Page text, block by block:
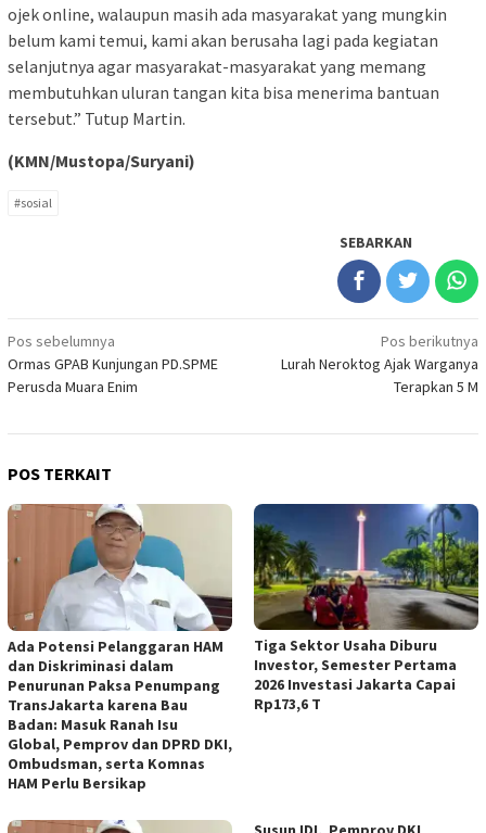
ojek online, walaupun masih ada masyarakat yang mungkin
belum kami temui, kami akan berusaha lagi pada kegiatan
selanjutnya agar masyarakat-masyarakat yang memang
membutuhkan uluran tangan kita bisa menerima bantuan
tersebut.” Tutup Martin.
(KMN/Mustopa/Suryani)
#sosial
SEBARKAN
Navigasi
pos
Pos sebelumnya
Ormas GPAB Kunjungan PD.SPME
Perusda Muara Enim
Pos berikutnya
Lurah Neroktog Ajak Warganya
Terapkan 5 M
POS TERKAIT
Ada Potensi Pelanggaran HAM
dan Diskriminasi dalam
Penurunan Paksa Penumpang
TransJakarta karena Bau
Badan: Masuk Ranah Isu
Global, Pemprov dan DPRD DKI,
Ombudsman, serta Komnas
HAM Perlu Bersikap
Tiga Sektor Usaha Diburu
Investor, Semester Pertama
2026 Investasi Jakarta Capai
Rp173,6 T